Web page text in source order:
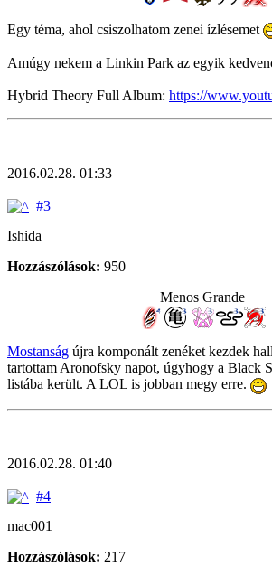
Egy téma, ahol csiszolhatom zenei ízlésemet
Amúgy nekem a Linkin Park az egyik
Hybrid Theory Full Album: https://
2016.02.28. 01:33
#3
Ishida
Hozzászólások: 950
Menos Grande
Mostanság újra komponált zenéket kezdek
tartottam Aronofsky napot, úgyhogy a Black
listába került. A LOL is jobban megy erre.
2016.02.28. 01:40
#4
mac001
Hozzászólások: 217